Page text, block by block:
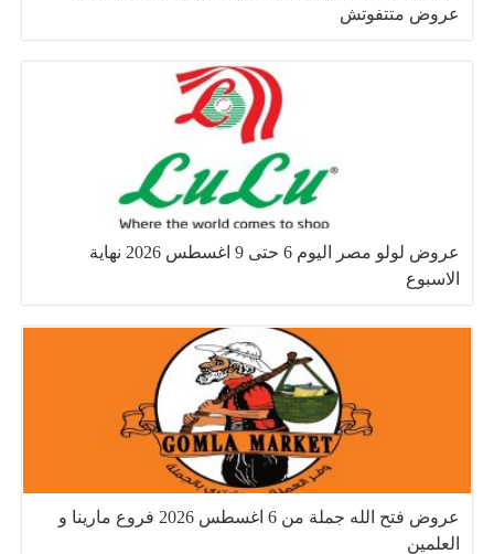
عروض متتفوتش
عروض لولو مصر اليوم 6 حتى 9 اغسطس 2026 نهاية
الاسبوع
عروض فتح الله جملة من 6 اغسطس 2026 فروع مارينا و
العلمين